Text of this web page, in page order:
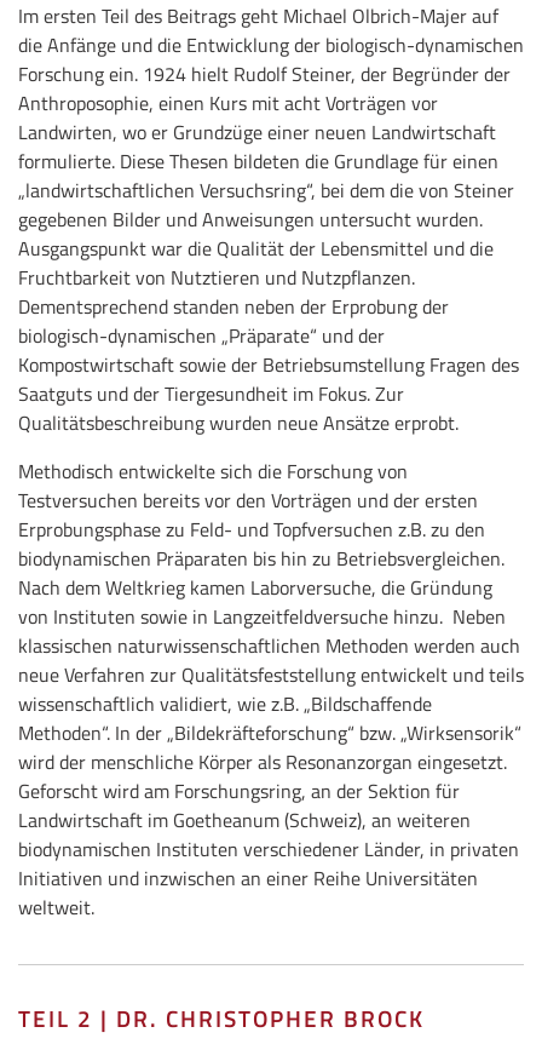
Im ersten Teil des Beitrags geht Michael Olbrich-Majer auf
die Anfänge und die Entwicklung der biologisch-dynamischen
Forschung ein. 1924 hielt Rudolf Steiner, der Begründer der
Anthroposophie, einen Kurs mit acht Vorträgen vor
Landwirten, wo er Grundzüge einer neuen Landwirtschaft
formulierte. Diese Thesen bildeten die Grundlage für einen
„landwirtschaftlichen Versuchsring“, bei dem die von Steiner
gegebenen Bilder und Anweisungen untersucht wurden.
Ausgangspunkt war die Qualität der Lebensmittel und die
Fruchtbarkeit von Nutztieren und Nutzpflanzen.
Dementsprechend standen neben der Erprobung der
biologisch-dynamischen „Präparate“ und der
Kompostwirtschaft sowie der Betriebsumstellung Fragen des
Saatguts und der Tiergesundheit im Fokus. Zur
Qualitätsbeschreibung wurden neue Ansätze erprobt.
Methodisch entwickelte sich die Forschung von
Testversuchen bereits vor den Vorträgen und der ersten
Erprobungsphase zu Feld- und Topfversuchen z.B. zu den
biodynamischen Präparaten bis hin zu Betriebsvergleichen.
Nach dem Weltkrieg kamen Laborversuche, die Gründung
von Instituten sowie in Langzeitfeldversuche hinzu. Neben
klassischen naturwissenschaftlichen Methoden werden auch
neue Verfahren zur Qualitätsfeststellung entwickelt und teils
wissenschaftlich validiert, wie z.B. „Bildschaffende
Methoden“. In der „Bildekräfteforschung“ bzw. „Wirksensorik“
wird der menschliche Körper als Resonanzorgan eingesetzt.
Geforscht wird am Forschungsring, an der Sektion für
Landwirtschaft im Goetheanum (Schweiz), an weiteren
biodynamischen Instituten verschiedener Länder, in privaten
Initiativen und inzwischen an einer Reihe Universitäten
weltweit.
TEIL 2 | DR. CHRISTOPHER BROCK